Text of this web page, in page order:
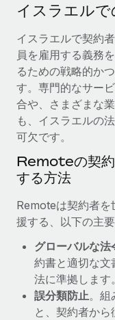
専門家に相談
グローバル人事・
バックグラウン
候補者の選考プロ
コンプライアンス
ITデバイスを世界
法人設立
法令順守した法人
移住・転勤
従業員の異動をス
当社とのパート
Remote Build
統合とAI自動化
活用事例
Reverse Tech、
と戦略的提携
Reverse Techの概要
Reverse...
詳細を見る
AIのパイオニア
い、どのようにし
のか
Weaviateの概要...
ニュースルーム
給与・人材情報
情報センター
サポートを依頼する
すべてのリソース
ブログ
グローバル給与処理
EORおよびPEO
契約社員管理
税務
ブログを読む
イスラエルで
イスラエルで契約
員を雇用する義務
るための戦略的か
す。専門的なサー
合や、さまざまな
も、イスラエルの
可欠です。
Remoteの契約
する方法
Remoteは契約者を
援する、以下の主
グローバルな法
約書と適切な
法に準拠します。
誤分類防止。組
と、契約者か